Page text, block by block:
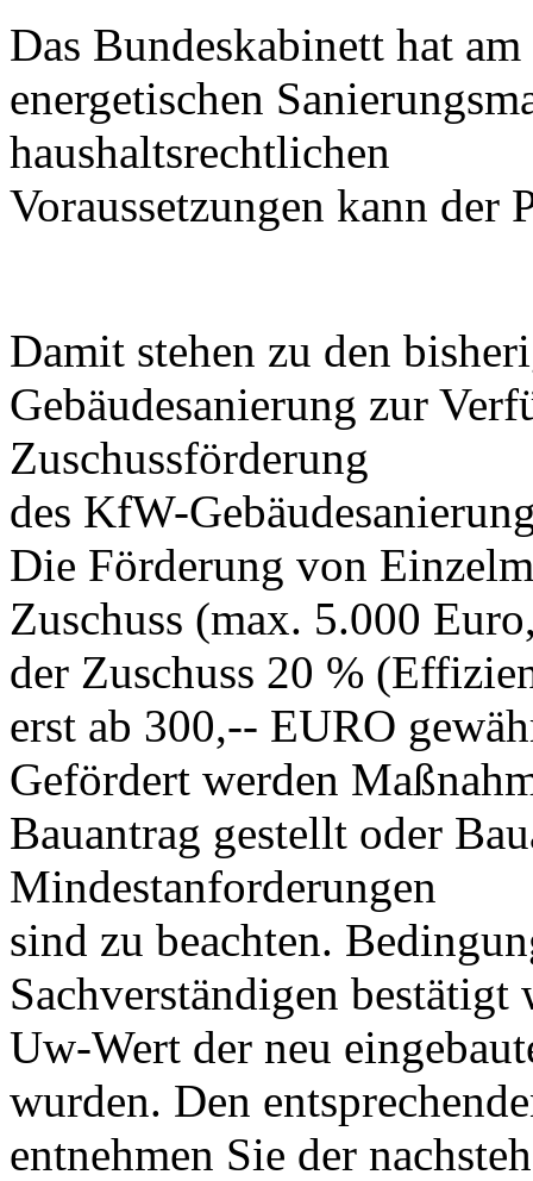
Das Bundeskabinett hat
energetischen
haushaltsrechtlichen
Voraussetzungen kann der
Damit stehen zu den
Gebäudesanierung zur
Zuschussförderung
des KfW-
Die Förderung von
Zuschuss (max. 5.000
der Zuschuss 20 %
erst ab 300,-- EURO
Gefördert werden
Bauantrag gestellt oder
Mindestanforderungen
sind zu beachten.
Sachverständigen
Uw-Wert der neu
wurden. Den
entnehmen Sie der